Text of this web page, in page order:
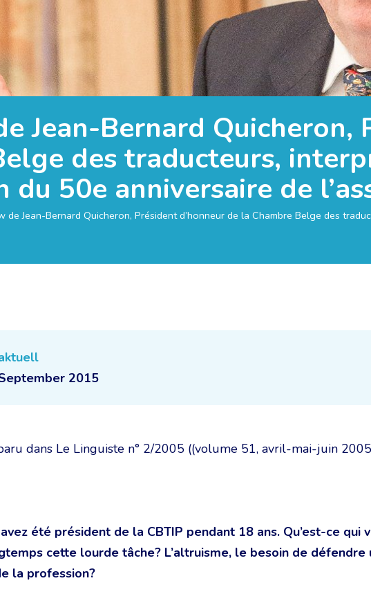
Jean-Bernard Quicheron,
des traducteurs,
du 50e anniversaire de
de Jean-Bernard Quicheron, Président d’honneur de la Chambre Belge des
2015
dans Le Linguiste n° 2/2005 ((volume 51, avril-mai-juin
été président de la CBTIP pendant 18 ans. Qu’est-ce qui
cette lourde tâche? L’altruisme, le besoin de défendre
la profession?